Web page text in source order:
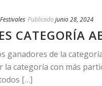
Festivales Publicado junio 28, 2024
CATEGORÍA
ganadores de la
la categoría con más
[…]